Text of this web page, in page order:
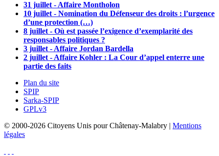
31 juillet - Affaire Montholon
10 juillet - Nomination du Défenseur des droits : l’urgence
d’une protection (…)
8 juillet - Où est passée l’exigence d’exemplarité des
responsables politiques ?
3 juillet - Affaire Jordan Bardella
2 juillet - Affaire Kohler : La Cour d’appel enterre une
partie des faits
Plan du site
SPIP
Sarka-SPIP
GPLv3
© 2000-2026 Citoyens Unis pour Châtenay-Malabry | Mentions
légales